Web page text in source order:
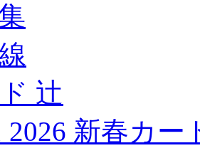
辻
2026 新春カ